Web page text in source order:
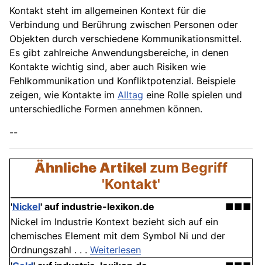
Kontakt steht im allgemeinen Kontext für die
Verbindung und Berührung zwischen Personen oder
Objekten durch verschiedene Kommunikationsmittel.
Es gibt zahlreiche Anwendungsbereiche, in denen
Kontakte wichtig sind, aber auch Risiken wie
Fehlkommunikation und Konfliktpotenzial. Beispiele
zeigen, wie Kontakte im Alltag eine Rolle spielen und
unterschiedliche Formen annehmen können.
--
Ähnliche Artikel zum Begriff
'Kontakt'
'Nickel' auf industrie-lexikon.de
■■■
Nickel im Industrie Kontext bezieht sich auf ein
chemisches Element mit dem Symbol Ni und der
Ordnungszahl . . . Weiterlesen